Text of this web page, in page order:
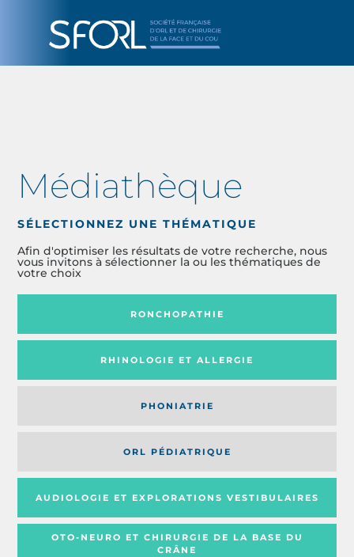
Médiathèque
SÉLECTIONNEZ UNE THÉMATIQUE
Afin d'optimiser les résultats de votre recherche, nous
vous invitons à sélectionner la ou les thématiques de
votre choix
RONCHOPATHIE
RHINOLOGIE ET ALLERGIE
PHONIATRIE
ORL PÉDIATRIQUE
AUDIOLOGIE ET EXPLORATIONS VESTIBULAIRES
OTO-NEURO ET CHIRURGIE DE LA BASE DU
CRÂNE